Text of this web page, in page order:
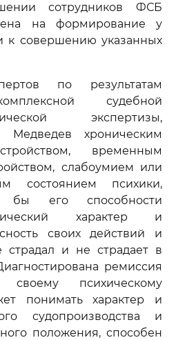
сотрудников ФСБ
на формирование у
к совершению указанных
по результатам
судебной
экспертизы,
Медведев хроническим
временным
слабоумием или
состоянием психики,
бы его способности
характер и
своих действий и
страдал и не страдает в
ремиссия
психическому
понимать характер и
судопроизводства и
положения, способен